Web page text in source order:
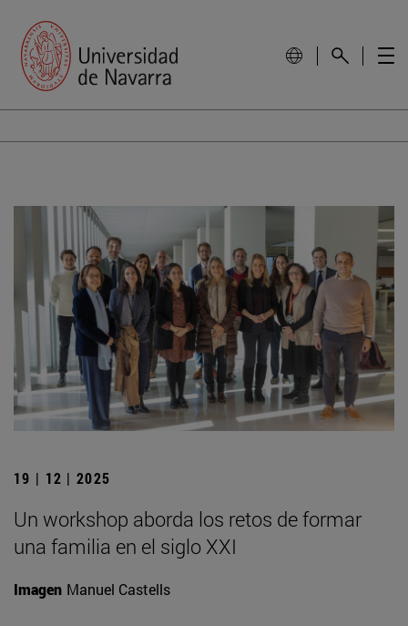
19 | 12 | 2025
Un workshop aborda los retos de formar
una familia en el siglo XXI
Imagen Manuel Castells